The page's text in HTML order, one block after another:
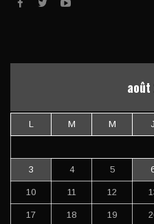
L M M J
3 4 5
10 11 12
17 18 19